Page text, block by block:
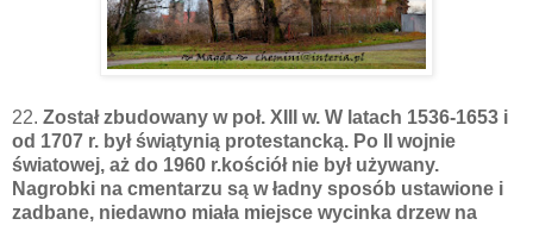
22. Został zbudowany w poł. XIII w. W latach 1536-1653 i
od 1707 r. był świątynią protestancką. Po II wojnie
światowej, aż do 1960 r.kościół nie był używany.
Nagrobki na cmentarzu są w ładny sposób ustawione i
zadbane, niedawno miała miejsce wycinka drzew na